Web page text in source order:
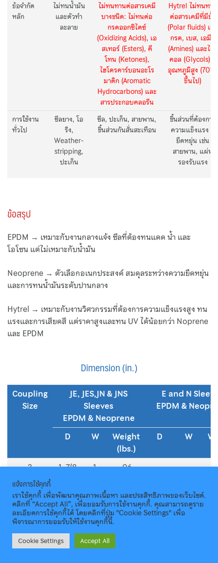
ข้อจำกัด
หลัก
ไม่ทนน้ำมัน
และตัวทำ
ละลาย
ไม่ทนทานต่อสารเคมี
บางชนิด: ไม่ทนต่อ
กรดออกซิไดซ์
(Oxidizing Acids), เอ
สเทอร์ (Esters), คี
โทน (Ketones),
ไฮโดรคาร์บอนอะโร
มาติก (Aromatic
Hydrocarbons) และ
สารประกอบคลอรีน
Hytrel ไม่ทนทาน
ต่อสารเคมีที่มีขั้ว
(Polar fluids) เช่น
กรด, เบส, เอมีน
(Amines) และไกล
คอล (Glycols) ที่
อุณหภูมิสูง (70?C
ขึ้นไป)
การใช้งาน
ทั่วไป
ซีลยาง, โอ
ริง,
Weather-
stripping,
ปะเก็น
ซีล, ปะเก็น, สายพาน,
ชิ้นส่วนกันสั่นสะเทือน
ชิ้นส่วนที่ต้องการ
ความแข็งแรง +
ยืดหยุ่น เช่น
สายพาน, แผ่น
รองรับแรง
ข้อสรุป
EPDM → เหมาะกับงานกลางแจ้ง ซีลที่ต้องทนแดด น้ำ และ
โอโซน แต่ไม่เหมาะกับน้ำมัน
Neoprene → ตัวเลือกอเนกประสงค์ สมดุลระหว่างความยืดหยุ่น
และการทนน้ำมันระดับปานกลาง
Hytrel → เหมาะกับงานวิศวกรรมที่ต้องการความแข็งแรงสูง ทน
แรงและการเสียดสี แต่ราคาสูงและทน UV ได้น้อยกว่า Noprene
และ EPDM
Dimension (in.)
Coupling
Size
JE, JES,JN & JNS
Sleeves
EPDM & Neoprene
E and N
EPDM &
D W
Weight
(lbs.)
D W
3
1-7/8 1
.06
4
5/16
1/4
5/16
5
2-
15/16
1-
9/16
.20
2-
6 3-3/4
1-
แจ้งการใช้คุกกี้
เราใช้คุกกี้ เพื่อพัฒนาคุณภาพเนื้อหา และประสิทธิภาพของเว็บไซต์.
คลิกที่ “Accept All”, เพื่อยอมรับการใช้งานคุกกี้. คุณสามารถดูราย
ละเอียดการใช้คุกกี้ได้ โดยคลิกที่ปุ่ม "Cookie Settings" เพื่อ
พิจารณาการยอมรับให้ใช้งานคุกกี้นี้.
Cookie Settings Accept All